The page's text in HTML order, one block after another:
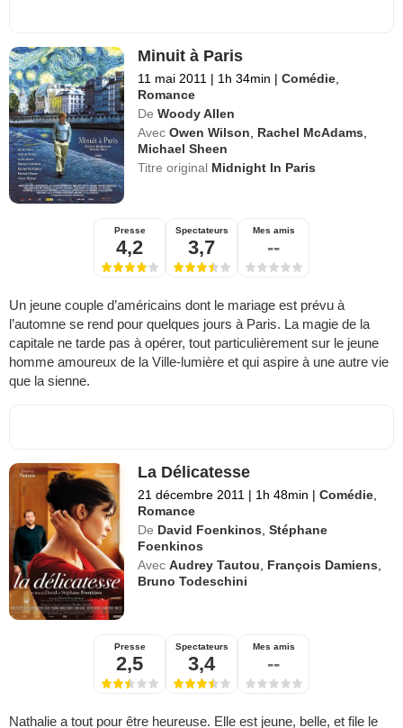
Minuit à Paris
11 mai 2011 | 1h 34min | Comédie
Romance
De Woody Allen
Avec Owen Wilson Rachel McAdams
Michael Sheen
Titre original Midnight In Paris
Presse
4,2
Spectateurs
3,7
Mes amis
--
Un jeune couple d’américains dont le mariage est prévu à
l’automne se rend pour quelques jours à Paris. La magie de la
capitale ne tarde pas à opérer, tout particulièrement sur le jeune
homme amoureux de la Ville-lumière et qui aspire à une autre vie
que la sienne.
La Délicatesse
21 décembre 2011 | 1h 48min | Comédie
Romance
De David Foenkinos ,Stéphane
Foenkinos
Avec Audrey Tautou François Damiens
Bruno Todeschini
Presse
2,5
Spectateurs
3,4
Mes amis
--
Nathalie a tout pour être heureuse. Elle est jeune, belle, et file le